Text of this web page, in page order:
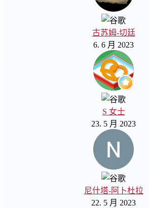
古苏姆-切廷
6. 6 月 2023
S 女士
23. 5 月 2023
尼什塔-阿卜杜拉
22. 5 月 2023